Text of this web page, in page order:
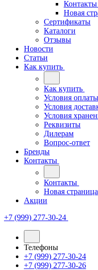
Контакты
Новая
Сертификаты
Каталоги
Отзывы
Новости
Статьи
Как купить
Как купить
Условия оплаты
Условия
Условия
Реквизиты
Дилерам
Вопрос-ответ
Бренды
Контакты
Контакты
Новая страница
Акции
+7 (999) 277-30-24
Телефоны
+7 (999) 277-30-24
+7 (999) 277-30-26